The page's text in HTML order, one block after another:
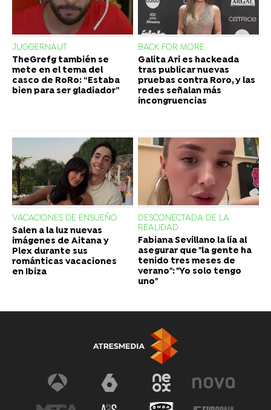
JUGGERNAUT
TheGrefg también se
mete en el tema del
casco de RoRo: “Estaba
bien para ser gladiador”
BACK FOR MORE
Galita Ari es hackeada
tras publicar nuevas
pruebas contra Roro, y las
redes señalan más
incongruencias
VACACIONES DE ENSUEÑO
Salen a la luz nuevas
imágenes de Aitana y
Plex durante sus
románticas vacaciones
en Ibiza
DESCONECTADA DE LA
REALIDAD
Fabiana Sevillano la lía al
asegurar que "la gente ha
tenido tres meses de
verano": "Yo solo tengo
uno"